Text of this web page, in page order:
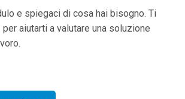
e spiegaci di cosa hai bisogno. Ti
aiutarti a valutare una soluzione